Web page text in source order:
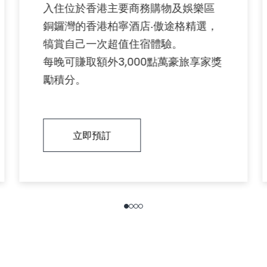
入住位於香港主要商務購物及娛樂區
銅鑼灣的香港柏寧酒店‧傲途格精選，
犒賞自己一次超值住宿體驗。
每晚可賺取額外3,000點萬豪旅享家獎
勵積分。
立即預訂